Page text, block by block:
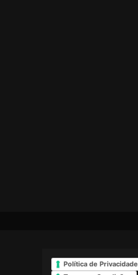
Política de Privacidade